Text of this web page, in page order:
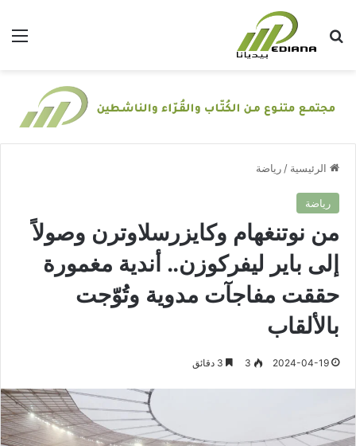
بحث عن
الرئيسية / رياضة
رياضة
من نوتنغهام وكايزرسلاوترن وصولاً
إلى باير ليفركوزن.. أندية مغمورة
حققت مفاجآت مدوية وتُوّجت
بالألقاب
2024-04-19
3